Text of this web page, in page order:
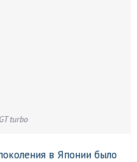
turbo
в Японии было